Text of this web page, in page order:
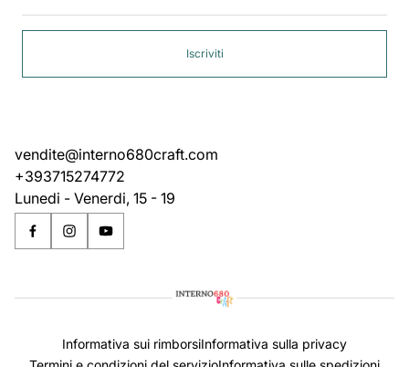
Iscriviti
vendite@interno680craft.com
+393715274772
Lunedi - Venerdi, 15 - 19
Informativa sui rimborsiInformativa sulla privacy